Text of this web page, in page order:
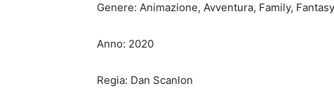
Genere: Animazione, Avventura, Family, Fantasy
Anno: 2020
Regia: Dan Scanlon